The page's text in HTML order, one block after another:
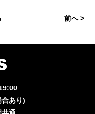
前へ >
合あり)